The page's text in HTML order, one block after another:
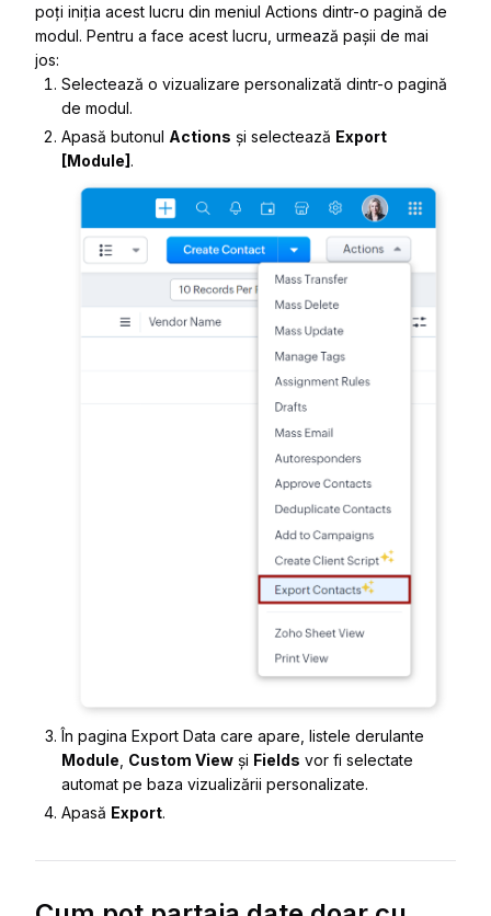
poți iniția acest lucru din meniul Actions dintr-o pagină de
modul. Pentru a face acest lucru, urmează pașii de mai
jos:
Selectează o vizualizare personalizată dintr-o pagină
de modul.
Apasă butonul Actions și selectează Export
[Module] .
În pagina Export Data care apare, listele derulante
Module Custom View și Fields vor fi selectate
automat pe baza vizualizării personalizate.
Apasă Export.